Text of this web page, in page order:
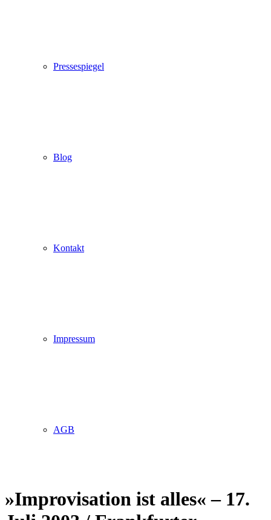
Pressespiegel
Blog
Kontakt
Impressum
AGB
»Improvisation ist alles« – 17.